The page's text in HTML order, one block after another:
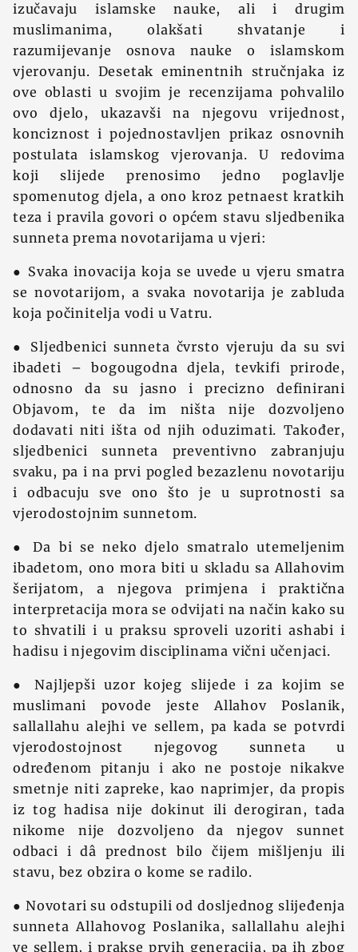
izučavaju islamske nauke, ali i drugim
muslimanima, olakšati shvatanje i
razumijevanje osnova nauke o islamskom
vjerovanju. Desetak eminentnih stručnjaka iz
ove oblasti u svojim je recenzijama pohvalilo
ovo djelo, ukazavši na njegovu vrijednost,
konciznost i pojednostavljen prikaz osnovnih
postulata islamskog vjerovanja. U redovima
koji slijede prenosimo jedno poglavlje
spomenutog djela, a ono kroz petnaest kratkih
teza i pravila govori o općem stavu sljedbenika
sunneta prema novotarijama u vjeri:
● Svaka inovacija koja se uvede u vjeru smatra
se novotarijom, a svaka novotarija je zabluda
koja počinitelja vodi u Vatru.
● Sljedbenici sunneta čvrsto vjeruju da su svi
ibadeti – bogougodna djela, tevkifi prirode,
odnosno da su jasno i precizno definirani
Objavom, te da im ništa nije dozvoljeno
dodavati niti išta od njih oduzimati. Također,
sljedbenici sunneta preventivno zabranjuju
svaku, pa i na prvi pogled bezazlenu novotariju
i odbacuju sve ono što je u suprotnosti sa
vjerodostojnim sunnetom.
● Da bi se neko djelo smatralo utemeljenim
ibadetom, ono mora biti u skladu sa Allahovim
šerijatom, a njegova primjena i praktična
interpretacija mora se odvijati na način kako su
to shvatili i u praksu sproveli uzoriti ashabi i
hadisu i njegovim disciplinama vični učenjaci.
● Najljepši uzor kojeg slijede i za kojim se
muslimani povode jeste Allahov Poslanik,
sallallahu alejhi ve sellem, pa kada se potvrdi
vjerodostojnost njegovog sunneta u
određenom pitanju i ako ne postoje nikakve
smetnje niti zapreke, kao naprimjer, da propis
iz tog hadisa nije dokinut ili derogiran, tada
nikome nije dozvoljeno da njegov sunnet
odbaci i dâ prednost bilo čijem mišljenju ili
stavu, bez obzira o kome se radilo.
● Novotari su odstupili od dosljednog slijeđenja
sunneta Allahovog Poslanika, sallallahu alejhi
ve sellem, i prakse prvih generacija, pa ih zbog